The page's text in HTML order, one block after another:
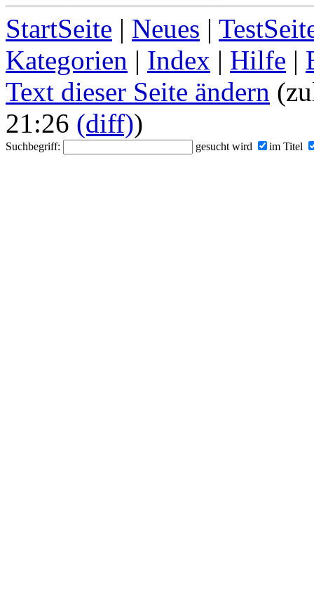
StartSeite | Neues |
Kategorien | Index | Hilfe |
Text dieser Seite ändern
21:26 (diff))
Suchbegriff: gesucht wird im Titel